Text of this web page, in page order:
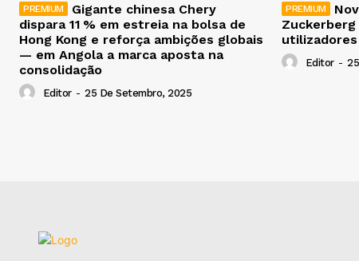
Gigante chinesa Chery
dispara 11 % em estreia na bolsa de
Hong Kong e reforça ambições globais
— em Angola a marca aposta na
consolidação
Editor - 25 De Setembro, 2025
Zuckerberg
Editor -